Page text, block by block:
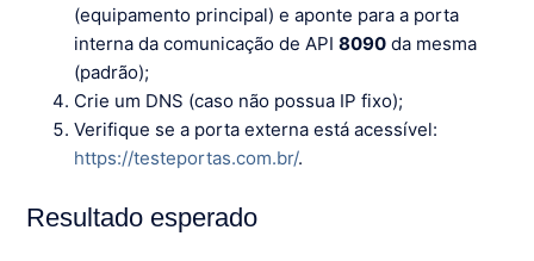
(equipamento principal) e aponte para a porta
interna da comunicação de API8090 da mesma
(padrão);
Crie um DNS (caso não possua IP fixo);
Verifique se a porta externa está acessível:
https://testeportas.com.br/.
Resultado esperado